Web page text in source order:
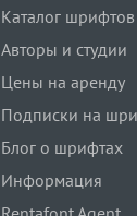
Каталог шрифтов
Авторы и студии
Цены на аренду
Подписки на
Блог о шрифтах
Информация